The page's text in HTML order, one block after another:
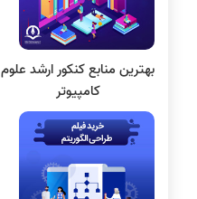
مقاله نویسی
بلاکچین
پایگاه داده
الکترونیک دیجیتال
سیستم عامل
نظریه زبانها
سیگنال و سیستمها
بهترین منابع کنکور ارشد علوم
کامپیوتر